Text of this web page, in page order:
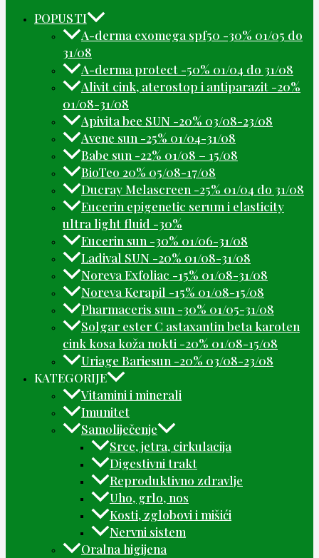
POPUSTI
A-derma exomega spf50 -30% 01/05 do
31/08
A-derma protect -50% 01/04 do 31/08
Alivit cink, aterostop i antiparazit -20%
01/08-31/08
Apivita bee SUN -20% 03/08-23/08
Avene sun -25% 01/04-31/08
Babe sun -22% 01/08 – 15/08
BioTeo 20% 05/08-17/08
Ducray Melascreen -25% 01/04 do 31/08
Eucerin epigenetic serum i elasticity
ultra light fluid -30%
Eucerin sun -30% 01/06-31/08
Ladival SUN -20% 01/08-31/08
Noreva Exfoliac -15% 01/08-31/08
Noreva Kerapil -15% 01/08-15/08
Pharmaceris sun -30% 01/05-31/08
Solgar ester C astaxantin beta karoten
cink kosa koža nokti -20% 01/08-15/08
Uriage Bariesun -20% 03/08-23/08
KATEGORIJE
Vitamini i minerali
Imunitet
Samoliječenje
Srce, jetra, cirkulacija
Digestivni trakt
Reproduktivno zdravlje
Uho, grlo, nos
Kosti, zglobovi i mišići
Nervni sistem
Oralna higijena